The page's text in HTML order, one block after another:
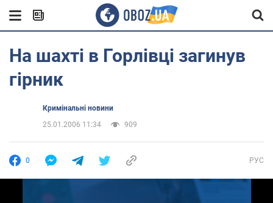
На шахті в Горлівці загинув
гірник
Кримінальні новини
25.01.2006 11:34
909
0 РУС